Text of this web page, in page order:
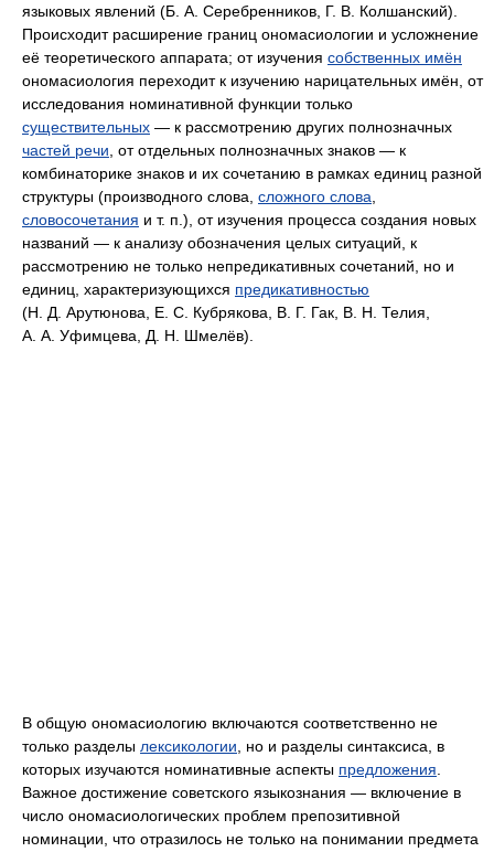
языковых явлений (Б. А. Серебренников, Г. В. Колшанский).
Происходит расширение границ ономасиологии и усложнение
её теоретического аппарата; от изучения собственных имён
ономасиология переходит к изучению нарицательных имён, от
исследования номинативной функции только
существительных — к рассмотрению других полнозначных
частей речи , от отдельных полнозначных знаков — к
комбинаторике знаков и их сочетанию в рамках единиц разной
структуры (производного слова, сложного слова
словосочетания и т. п.), от изучения процесса создания новых
названий — к анализу обозначения целых ситуаций, к
рассмотрению не только непредикативных сочетаний, но и
единиц, характеризующихся предикативностью
(Н. Д. Арутюнова, Е. С. Кубрякова, В. Г. Гак, В. Н. Телия,
А. А. Уфимцева, Д. Н. Шмелёв).
В общую ономасиологию включаются соответственно не
только разделы лексикологии , но и разделы синтаксиса, в
которых изучаются номинативные аспекты предложения
Важное достижение советского языкознания — включение в
число ономасиологических проблем препозитивной
номинации, что отразилось не только на понимании предмета